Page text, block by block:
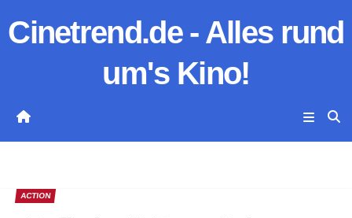
Inhalt
Cinetrend.de - Alles rund
um's Kino!
ACTION